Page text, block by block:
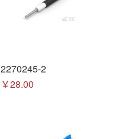
2270245-2
￥28.00